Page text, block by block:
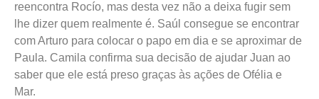
reencontra Rocío, mas desta vez não a deixa fugir sem
lhe dizer quem realmente é. Saúl consegue se encontrar
com Arturo para colocar o papo em dia e se aproximar de
Paula. Camila confirma sua decisão de ajudar Juan ao
saber que ele está preso graças às ações de Ofélia e
Mar.